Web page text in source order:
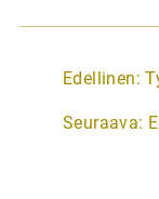
A
t
Edellinen:
Seuraava: